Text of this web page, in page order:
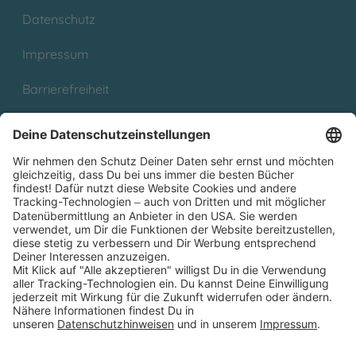
Datenschutz
Impressum
Barrierefreiheit
Partnerprogramm (Affiliate)
Folge uns auf
* Versandkostenfrei ab 9,00 € Bestellwert innerhalb
Deutschlands
** Lieferzeit 1-3 Werktage innerhalb Deutschlands